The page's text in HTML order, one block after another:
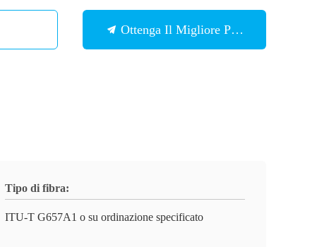
Ottenga Il Migliore Prezzo
Tipo di fibra:
ITU-T G657A1 o su ordinazione specificato